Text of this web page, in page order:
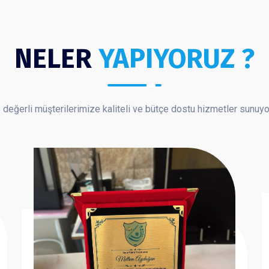
NELER YAPIYORUZ ?
değerli müşterilerimize kaliteli ve bütçe dostu hizmetler